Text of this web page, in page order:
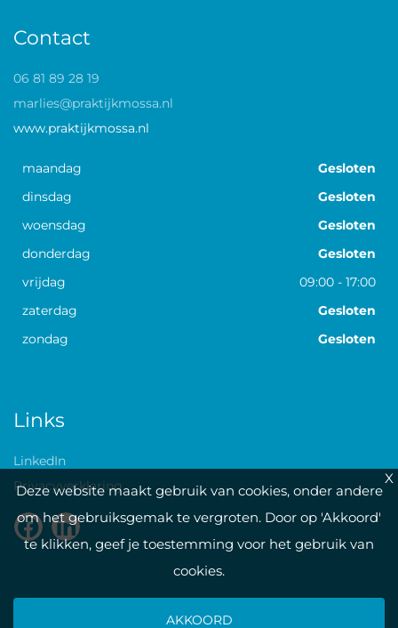
Contact
06 81 89 28 19
marlies@praktijkmossa.nl
www.praktijkmossa.nl
maandag
Gesloten
dinsdag
Gesloten
woensdag
Gesloten
donderdag
Gesloten
vrijdag
09:00 - 17:00
zaterdag
Gesloten
zondag
Gesloten
Links
LinkedIn
Privacyverklaring
Deze website maakt gebruik van cookies, onder andere
om het gebruiksgemak te vergroten. Door op 'Akkoord'
te klikken, geef je toestemming voor het gebruik van
cookies.
AKKOORD
X